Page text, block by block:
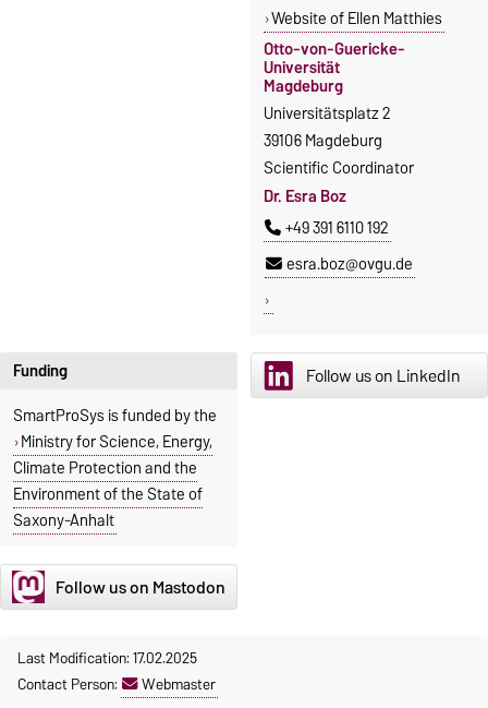
Website of Ellen Matthies
Otto-von-Guericke-
Universität
Magdeburg
Universitätsplatz 2
39106 Magdeburg
Scientific Coordinator
Dr. Esra Boz
+49 391 6110 192
esra.boz@ovgu.de
Funding
SmartProSys is funded by the
Ministry for Science, Energy,
Climate Protection and the
Environment of the State of
Saxony-Anhalt
Follow us on LinkedIn
Follow us on Mastodon
Last Modification: 17.02.2025
Contact Person:
Webmaster